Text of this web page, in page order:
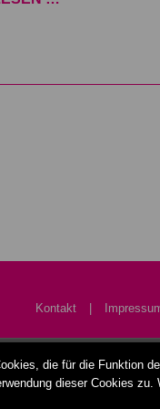
Kontakt
© 2026 HG
Webdesign & Umsetzung:
die für die Funktion
dieser Cookies zu.